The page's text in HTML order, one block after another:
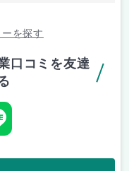
を探す
口コミを友達